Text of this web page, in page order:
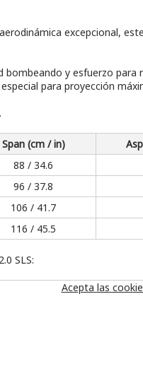
excepcional,
bombeando y esfuerzo
para proyección
Span (cm / in)
88 / 34.6
96 / 37.8
106 / 41.7
116 / 45.5
SLS:
Acepta las